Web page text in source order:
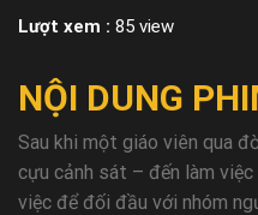
Lượt xem : 85 view
NỘI DUNG
Sau khi một giáo viên qua
cựu cảnh sát – đến làm
việc để đối đầu với nhóm